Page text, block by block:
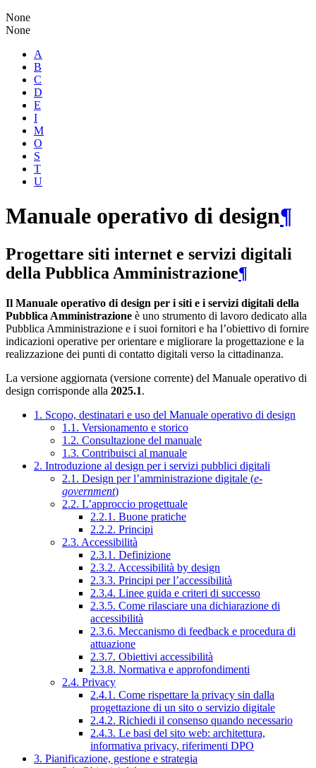
None
None
A
B
C
D
E
I
M
O
S
T
U
Manuale operativo di design¶
Progettare siti internet e servizi digitali
della Pubblica Amministrazione¶
Il Manuale operativo di design per i siti e i servizi digitali della
Pubblica Amministrazione è uno strumento di lavoro dedicato alla
Pubblica Amministrazione e i suoi fornitori e ha l’obiettivo di fornire
indicazioni operative per orientare e migliorare la progettazione e la
realizzazione dei punti di contatto digitali verso la cittadinanza.
La versione aggiornata (versione corrente) del Manuale operativo di
design corrisponde alla 2025.1.
1. Scopo, destinatari e uso del Manuale operativo di design
1.1. Versionamento e storico
1.2. Consultazione del manuale
1.3. Contribuisci al manuale
2. Introduzione al design per i servizi pubblici digitali
2.1. Design per l’amministrazione digitale (e-
government)
2.2. L’approccio progettuale
2.2.1. Buone pratiche
2.2.2. Principi
2.3. Accessibilità
2.3.1. Definizione
2.3.2. Accessibilità by design
2.3.3. Principi per l’accessibilità
2.3.4. Linee guida e criteri di successo
2.3.5. Come rilasciare una dichiarazione di
accessibilità
2.3.6. Meccanismo di feedback e procedura di
attuazione
2.3.7. Obiettivi accessibilità
2.3.8. Normativa e approfondimenti
2.4. Privacy
2.4.1. Come rispettare la privacy sin dalla
progettazione di un sito o servizio digitale
2.4.2. Richiedi il consenso quando necessario
2.4.3. Le basi del sito web: architettura,
informativa privacy, riferimenti DPO
3. Pianificazione, gestione e strategia